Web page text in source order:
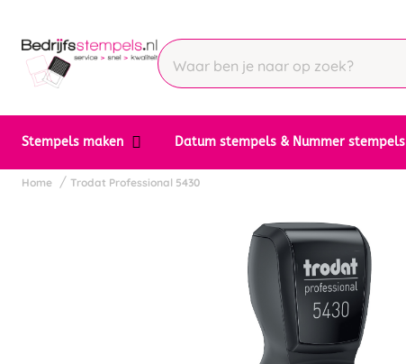
Stempels maken Datum stempels & Nummer stempels
Home Trodat Professional 5430